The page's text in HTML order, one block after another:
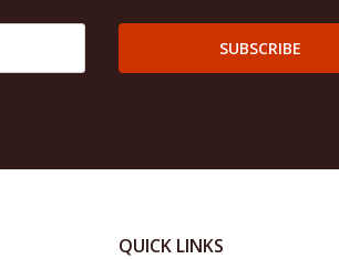
SUBSCRIBE
QUICK LINKS